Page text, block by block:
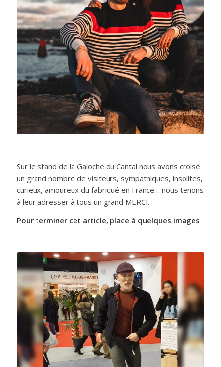
Sur le stand de la Galoche du Cantal nous avons croisé
un grand nombre de visiteurs, sympathiques, insolites,
curieux, amoureux du fabriqué en France… nous tenons
à leur adresser à tous un grand MERCI.
Pour terminer cet article, place à quelques images